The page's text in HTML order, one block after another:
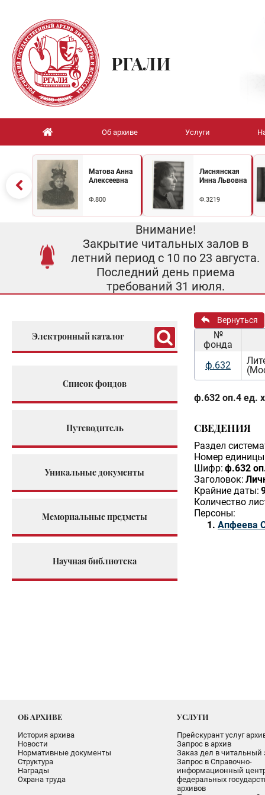
РГАЛИ
Об архиве Услуги
Матова Анна
Алексеевна
Ф.800
Лиснянская
Инна Львовна
Ф.3219
Внимание!
Закрытие читальных залов в
летний период с 10 по 23 августа.
Последний день приема
требований 31 июля.
Электронный каталог
Список фондов
Путеводитель
Уникальные документы
Мемориальные предметы
Научная библиотека
Вернуться
№
фонда
ф.632
ф.632 оп.4 ед.
СВЕДЕНИЯ
Раздел
Номер единицы
Шифр: ф.632
Заголовок:
Крайние даты:
Количество
Персоны:
Апфеева
ОБ АРХИВЕ
История архива
Новости
Нормативные документы
Структура
Награды
Охрана труда
УСЛУГИ
Прейскурант услуг
Запрос в архив
Заказ дел в читальный
Запрос в Справочно-
информационный
федеральных
архивов